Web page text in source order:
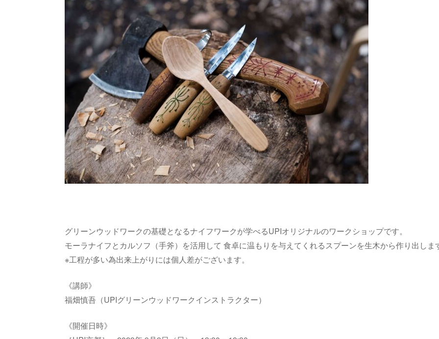
グリーンウッドワークの基礎となるナイフワークが学べるUPIオリジナルのワークショップです。
モーラナイフとカルソフ（手斧）を活用して 食卓に温もりを与えてくれるスプーンを生木から作り出しま
※工程が多い為出来上がりには個人差がございます。
《講師》
福畑慎吾（UPIグリーンウッドワークインストラクター）
《開催日時》